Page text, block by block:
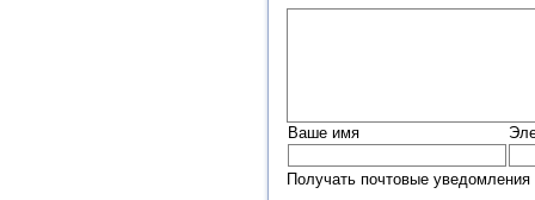
Ваше имя
Получать почтовые